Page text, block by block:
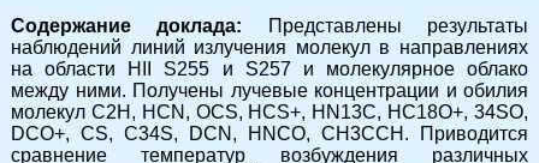
Содержание доклада: Представлены результаты
наблюдений линий излучения молекул в направлениях
на области HII S255 и S257 и молекулярное облако
между ними. Получены лучевые концентрации и обилия
молекул C2H, HCN, OCS, HCS+, HN13C, HC18O+, 34SO,
DCO+, CS, C34S, DCN, HNCO, CH3CCH. Приводится
сравнение температур возбуждения различных